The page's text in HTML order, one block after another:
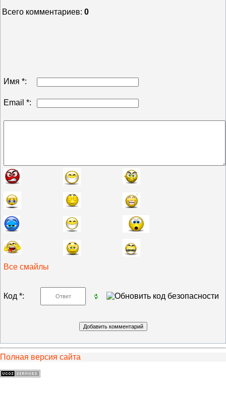
Всего комментариев: 0
Имя *:
Email *:
Все смайлы
Код *:
Полная версия сайта